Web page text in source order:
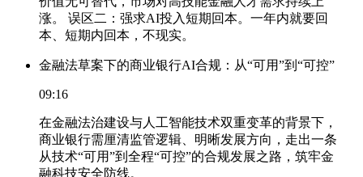
涨。 误区二：强求AI投入短期回本。一年内就要回
本、短期内回本，不现实。
金融法草案下的商业银行AI合规：从“可用”到“可控”
09:16
在金融法治建设与人工智能技术双重变革的背景下，
商业银行需厘清监管逻辑、明晰发展方向，走出一条
从技术“可用”到全程“可控”的合规发展之路，筑牢金
融科技安全防线。